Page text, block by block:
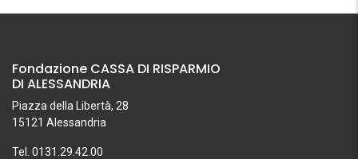
Fondazione CASSA DI RISPARMIO
DI ALESSANDRIA
Piazza della Libertà, 28
15121 Alessandria
Tel. 0131.29.42.00